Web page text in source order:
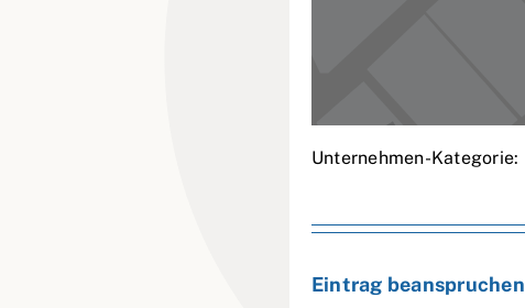
Unternehmen-Kategorie:
Eintrag